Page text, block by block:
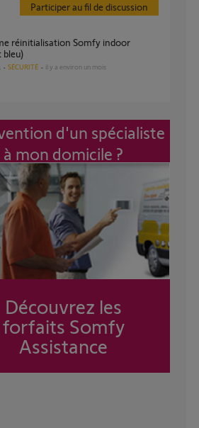
Participer au fil de discussion
bleu)
SÉCURITÉ il y a environ un mois
d'un spécialiste
à mon domicile ?
Découvrez les
forfaits Somfy
Assistance